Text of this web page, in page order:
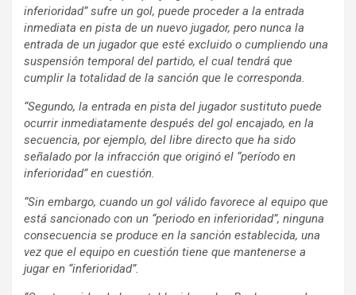
inferioridad” sufre un gol, puede proceder a la entrada
inmediata en pista de un nuevo jugador, pero nunca la
entrada de un jugador que esté excluido o cumpliendo una
suspensión temporal del partido, el cual tendrá que
cumplir la totalidad de la sanción que le corresponda.
“Segundo, la entrada en pista del jugador sustituto puede
ocurrir inmediatamente después del gol encajado, en la
secuencia, por ejemplo, del libre directo que ha sido
señalado por la infracción que originó el “período en
inferioridad” en cuestión.
“Sin embargo, cuando un gol válido favorece al equipo que
está sancionado con un “periodo en inferioridad”, ninguna
consecuencia se produce en la sanción establecida, una
vez que el equipo en cuestión tiene que mantenerse a
jugar en “inferioridad”.